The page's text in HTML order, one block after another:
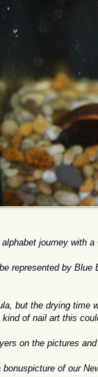
alphabet journey with a
represented by Blue
, but the drying time
kind of nail art this
on the pictures
of our